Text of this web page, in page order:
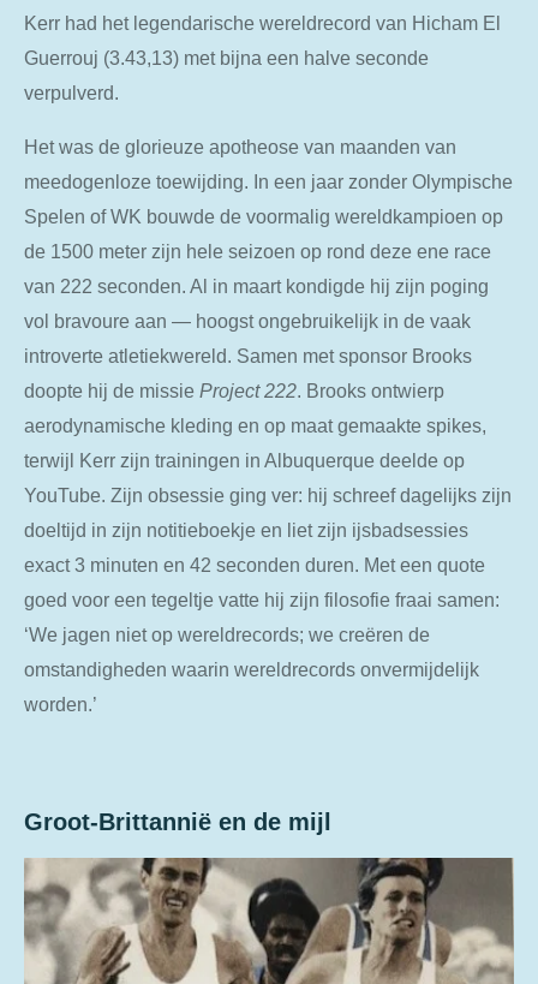
Kerr had het legendarische wereldrecord van Hicham El
Guerrouj (3.43,13) met bijna een halve seconde
verpulverd.
Het was de glorieuze apotheose van maanden van
meedogenloze toewijding. In een jaar zonder Olympische
Spelen of WK bouwde de voormalig wereldkampioen op
de 1500 meter zijn hele seizoen op rond deze ene race
van 222 seconden. Al in maart kondigde hij zijn poging
vol bravoure aan — hoogst ongebruikelijk in de vaak
introverte atletiekwereld. Samen met sponsor Brooks
doopte hij de missie Project 222. Brooks ontwierp
aerodynamische kleding en op maat gemaakte spikes,
terwijl Kerr zijn trainingen in Albuquerque deelde op
YouTube. Zijn obsessie ging ver: hij schreef dagelijks zijn
doeltijd in zijn notitieboekje en liet zijn ijsbadsessies
exact 3 minuten en 42 seconden duren. Met een quote
goed voor een tegeltje vatte hij zijn filosofie fraai samen:
‘We jagen niet op wereldrecords; we creëren de
omstandigheden waarin wereldrecords onvermijdelijk
worden.’
Groot-Brittannië en de mijl